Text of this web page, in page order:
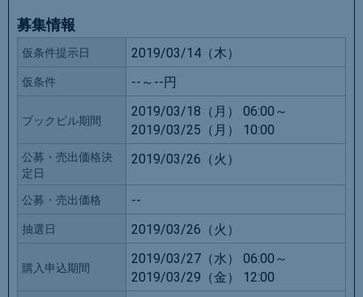
募集情報
仮条件提示日 2019/03/14（木）
仮条件 --～--円
ブックビル期間
2019/03/18（月） 06:00～
2019/03/25（月） 10:00
公募・売出価格決
定日
2019/03/26（火）
公募・売出価格 --
抽選日 2019/03/26（火）
購入申込期間
2019/03/27（水） 06:00～
2019/03/29（金） 12:00